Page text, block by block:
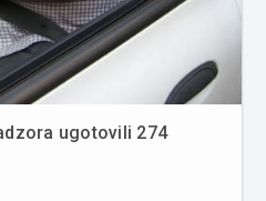
ugotovili 274